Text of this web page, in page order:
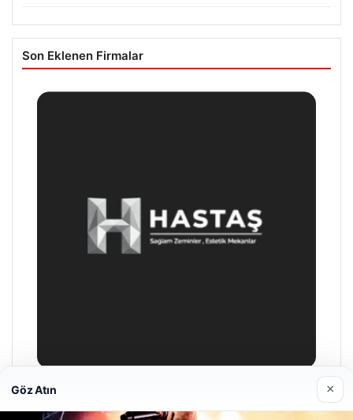
Son Eklenen Firmalar
Göz Atın ×